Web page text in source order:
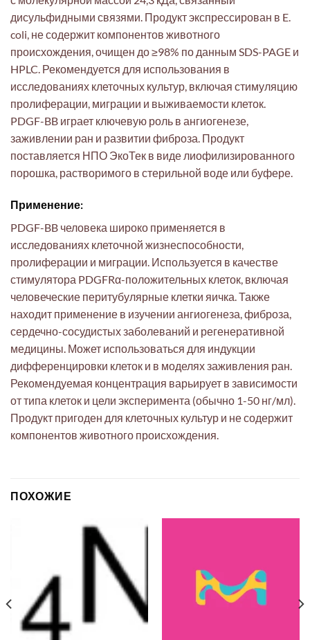
дисульфидными связями. Продукт экспрессирован в E.
coli, не содержит компонентов животного
происхождения, очищен до ≥98% по данным SDS-PAGE и
HPLC. Рекомендуется для использования в
исследованиях клеточных культур, включая стимуляцию
пролиферации, миграции и выживаемости клеток.
PDGF-BB играет ключевую роль в ангиогенезе,
заживлении ран и развитии фиброза. Продукт
поставляется НПО ЭкоТек в виде лиофилизированного
порошка, растворимого в стерильной воде или буфере.
Применение:
PDGF-BB человека широко применяется в
исследованиях клеточной жизнеспособности,
пролиферации и миграции. Используется в качестве
стимулятора PDGFRα-положительных клеток, включая
человеческие перитубулярные клетки яичка. Также
находит применение в изучении ангиогенеза, фиброза,
сердечно-сосудистых заболеваний и регенеративной
медицины. Может использоваться для индукции
дифференцировки клеток и в моделях заживления ран.
Рекомендуемая концентрация варьирует в зависимости
от типа клеток и цели эксперимента (обычно 1-50 нг/мл).
Продукт пригоден для клеточных культур и не содержит
компонентов животного происхождения.
ПОХОЖИЕ